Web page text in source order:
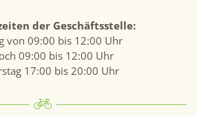
der Geschäftsstelle:
von 09:00 bis 12:00 Uhr
09:00 bis 12:00 Uhr
17:00 bis 20:00 Uhr